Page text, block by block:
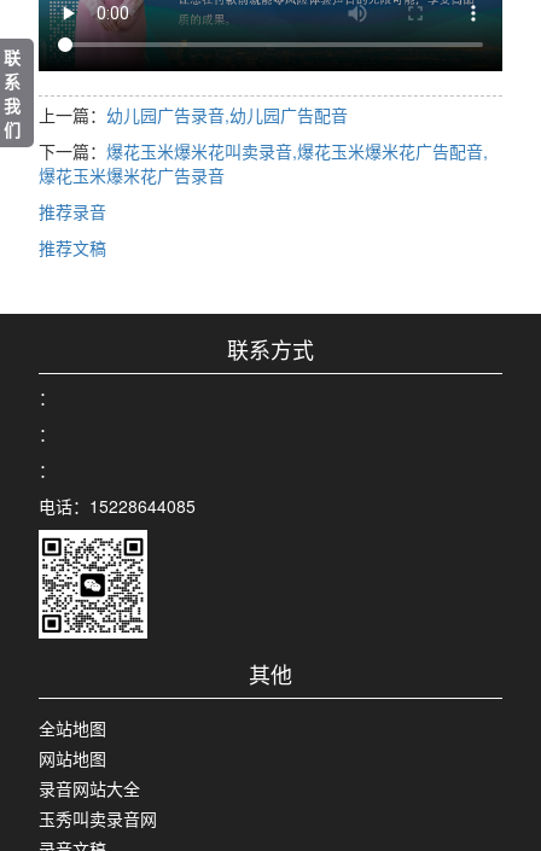
上一篇： 幼儿园广告录音,幼儿园广告配音
下一篇： 爆花玉米爆米花叫卖录音,爆花玉米爆米花广告配音,
爆花玉米爆米花广告录音
推荐录音
推荐文稿
联系方式
：
：
：
电话：15228644085
其他
全站地图
网站地图
录音网站大全
玉秀叫卖录音网
联
系
我
们